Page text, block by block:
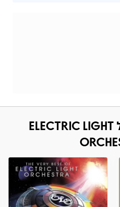
עוד תקליטים של ELECTRIC LIGHT